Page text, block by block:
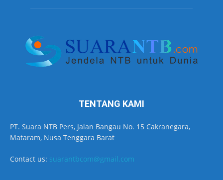
TENTANG KAMI
PT. Suara NTB Pers, Jalan Bangau No. 15 Cakranegara,
Mataram, Nusa Tenggara Barat
Contact us: suarantbcom@gmail.com